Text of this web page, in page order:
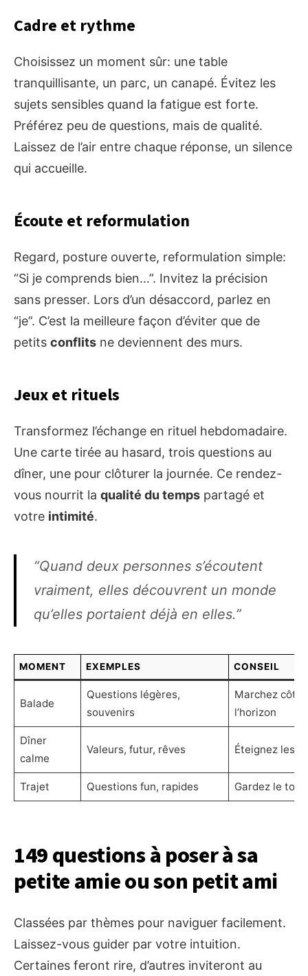
Cadre et rythme
Choisissez un moment sûr: une table
tranquillisante, un parc, un canapé. Évitez les
sujets sensibles quand la fatigue est forte.
Préférez peu de questions, mais de qualité.
Laissez de l’air entre chaque réponse, un silence
qui accueille.
Écoute et reformulation
Regard, posture ouverte, reformulation simple:
“Si je comprends bien…”. Invitez la précision
sans presser. Lors d’un désaccord, parlez en
“je”. C’est la meilleure façon d’éviter que de
petits conflits ne deviennent des murs.
Jeux et rituels
Transformez l’échange en rituel hebdomadaire.
Une carte tirée au hasard, trois questions au
dîner, une pour clôturer la journée. Ce rendez-
vous nourrit la qualité du temps partagé et
votre intimité.
“Quand deux personnes s’écoutent
vraiment, elles découvrent un monde
qu’elles portaient déjà en elles.”
MOMENT EXEMPLES CONSEIL
Balade
Questions légères,
souvenirs
Marchez côte
l’horizon
Dîner
calme
Valeurs, futur, rêves Éteignez les
Trajet Questions fun, rapides Gardez le ton
149 questions à poser à sa
petite amie ou son petit ami
Classées par thèmes pour naviguer facilement.
Laissez-vous guider par votre intuition.
Certaines feront rire, d’autres inviteront au